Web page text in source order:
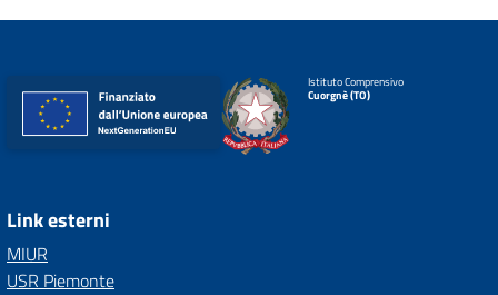
Istituto Comprensivo
Cuorgnè (TO)
Link esterni
MIUR
USR Piemonte